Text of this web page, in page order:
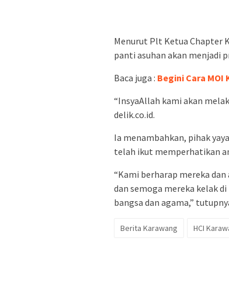
Menurut Plt Ketua Chapter
panti asuhan akan menjadi
Baca juga : Begini Cara
“InsyaAllah kami akan
delik.co.id.
Ia menambahkan, pihak
telah ikut memperhatikan
“Kami berharap mereka
dan semoga mereka kelak
bangsa dan agama,”
Berita Karawang HCI